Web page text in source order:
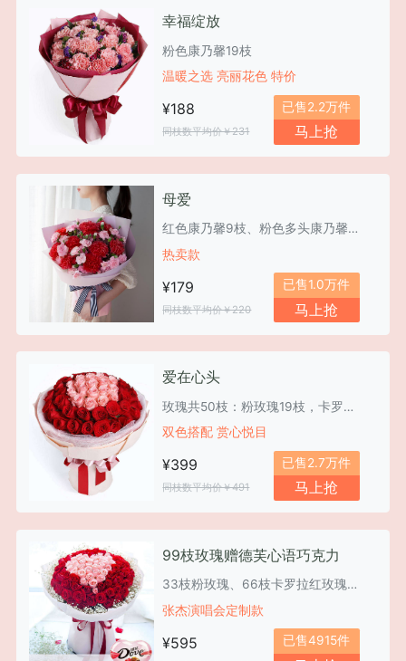
幸福绽放
粉色康乃馨19枝
温暖之选 亮丽花色 特价
¥188
同枝数平均价￥231
已售2.2万件
马上抢
母爱
红色康乃馨9枝、粉色多头康乃馨10枝
热卖款
¥179
同枝数平均价￥220
已售1.0万件
马上抢
爱在心头
玫瑰共50枝：粉玫瑰19枝，卡罗拉红玫瑰31枝
双色搭配 赏心悦目
¥399
同枝数平均价￥491
已售2.7万件
马上抢
99枝玫瑰赠德芙心语巧克力
33枝粉玫瑰、66枝卡罗拉红玫瑰、10枝满天星
张杰演唱会定制款
¥595 已售4915件